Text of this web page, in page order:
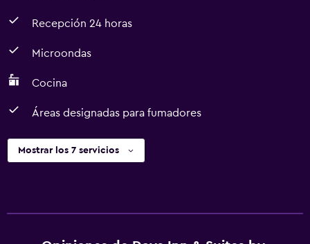
Recepción 24 horas
Microondas
Cocina
Áreas designadas para fumadores
Mostrar los 7 servicios